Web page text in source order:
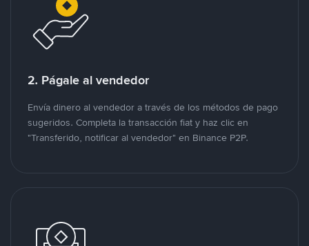
2. Págale al vendedor
Envía dinero al vendedor a través de los métodos de pago
sugeridos. Completa la transacción fiat y haz clic en
"Transferido, notificar al vendedor" en Binance P2P.